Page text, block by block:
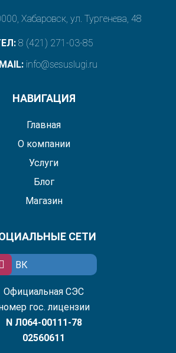
Хабаровск, ул. Тургенева, 48
8 (421) 271-03-85
info@sesuslugi.ru
НАВИГАЦИЯ
Главная
О компании
Услуги
Блог
Магазин
СЕТИ
ВК
Официальная СЭС
гос. лицензии
N Л064-00111-78
02560611